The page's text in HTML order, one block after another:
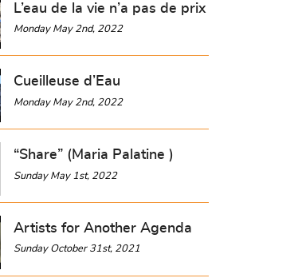
L’eau de la vie n’a pas de prix
Monday May 2nd, 2022
Cueilleuse d’Eau
Monday May 2nd, 2022
“Share” (Maria Palatine )
Sunday May 1st, 2022
Artists for Another Agenda
Sunday October 31st, 2021